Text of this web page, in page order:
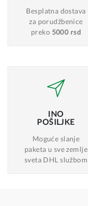
Besplatna dostava
za porudžbenice
preko 5000 rsd
INO
POŠILJKE
Moguće slanje
paketa u sve zemlje
sveta DHL službom